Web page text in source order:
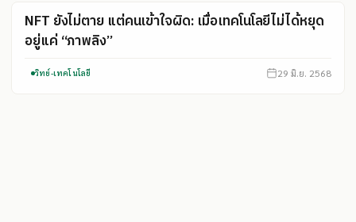
NFT ยังไม่ตาย แต่คนเข้าใจผิด: เมื่อเทคโนโลยีไม่ได้หยุด
อยู่แค่ “ภาพลิง”
วิทย์-เทคโนโลยี 29 มิ.ย. 2568